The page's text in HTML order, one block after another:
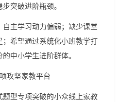
突破进阶瓶颈。
主学习动力偏弱；缺少课堂
希望通过系统化小班教学打
中小学生进阶群体。
攻坚家教平台
型专项突破的小众线上家教